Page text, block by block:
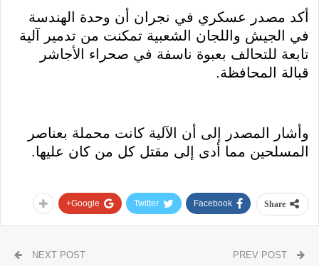
أكد مصدر عسكري في نجران أن وحدة الهندسة
في الجيش واللجان الشعبية تمكنت من تدمير آلية
تابعة للتحالف بعبوة ناسفة في صحراء الأجاشر
قبالة المحافظة.
وأشار المصدر إلى أن الآلية كانت محملة بعناصر
المسلحين مما أدى إلى مقتل كل من كان عليها.
Share
Facebook
Twitter
Google+
NEXT POST